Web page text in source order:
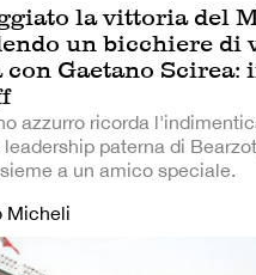
la vittoria del
un bicchiere di
con Gaetano Scirea:
azzurro ricorda
paterna di
a un amico speciale.
Micheli